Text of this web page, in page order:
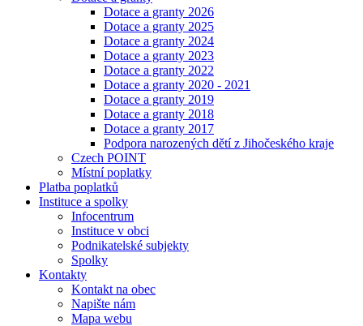
Dotace a granty 2026
Dotace a granty 2025
Dotace a granty 2024
Dotace a granty 2023
Dotace a granty 2022
Dotace a granty 2020 - 2021
Dotace a granty 2019
Dotace a granty 2018
Dotace a granty 2017
Podpora narozených dětí z Jihočeského kraje
Czech POINT
Místní poplatky
Platba poplatků
Instituce a spolky
Infocentrum
Instituce v obci
Podnikatelské subjekty
Spolky
Kontakty
Kontakt na obec
Napište nám
Mapa webu